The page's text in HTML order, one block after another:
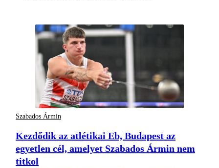
Szabados Ármin
Kezdődik az atlétikai Eb, Budapest az
egyetlen cél, amelyet Szabados Ármin nem
titkol